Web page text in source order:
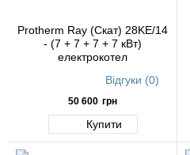
Protherm Ray (Скат) 28KE/14
- (7 + 7 + 7 + 7 кВт)
електрокотел
Відгуки (0)
50 600 грн
Купити